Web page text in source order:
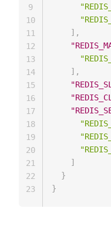
] ,
] ,
]
}
}
9
10
11
12
13
14
15
16
17
18
19
20
21
22
23